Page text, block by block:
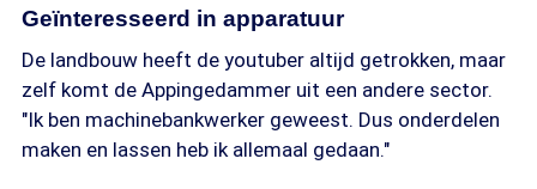
Geïnteresseerd in apparatuur
De landbouw heeft de youtuber altijd getrokken, maar
zelf komt de Appingedammer uit een andere sector.
"Ik ben machinebankwerker geweest. Dus onderdelen
maken en lassen heb ik allemaal gedaan."